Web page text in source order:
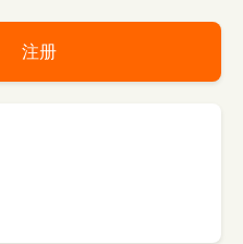
注册